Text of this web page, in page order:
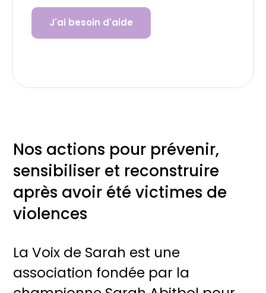
J'ai besoin d'aide
Nos actions pour prévenir,
sensibiliser et reconstruire
après avoir été victimes de
violences
La Voix de Sarah est une
association fondée par la